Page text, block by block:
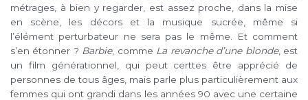
métrages, à bien y regarder, est assez proche, dans la mise
en scène, les décors et la musique sucrée, même si
l’élément perturbateur ne sera pas le même. Et comment
s’en étonner ? Barbie, comme La revanche d’une blonde, est
un film générationnel, qui peut certtes être apprécié de
personnes de tous âges, mais parle plus particulièrement aux
femmes qui ont grandi dans les années 90 avec une certaine